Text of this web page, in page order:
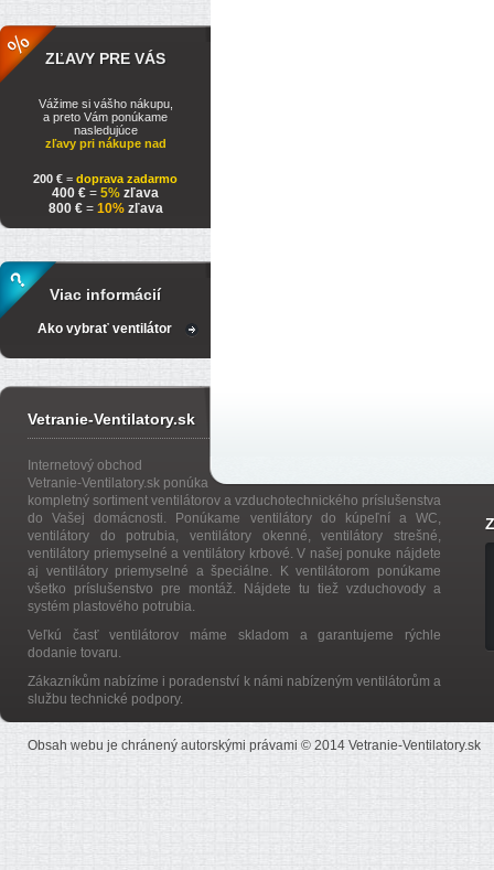
ZĽAVY PRE VÁS
Vážime si vášho nákupu,
a preto Vám ponúkame
nasledujúce
zľavy pri nákupe nad
200 € = doprava zadarmo
400 € = 5% zľava
800 €= 10% zľava
Viac informácií
Ako vybrať ventilátor
Vetranie-Ventilatory.sk
Internetový obchod
Vetranie-Ventilatory.sk ponúka
kompletný sortiment ventilátorov a vzduchotechnického príslušenstva
do Vašej domácnosti. Ponúkame ventilátory do kúpeľní a WC,
ventilátory do potrubia, ventilátory okenné, ventilátory strešné,
ventilátory priemyselné a ventilátory krbové. V našej ponuke nájdete
aj ventilátory priemyselné a špeciálne. K ventilátorom ponúkame
všetko príslušenstvo pre montáž. Nájdete tu tiež vzduchovody a
systém plastového potrubia.
Veľkú časť ventilátorov máme skladom a garantujeme rýchle
dodanie tovaru.
Zákazníkům nabízíme i poradenství k námi nabízeným ventilátorům a
službu technické podpory.
Obsah webu je chránený autorskými právami © 2014 Vetranie-Ventilatory.sk